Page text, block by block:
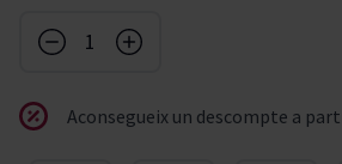
Aconsegueix un descompte a